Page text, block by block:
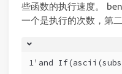
些函数的执行速度。
一个是执行的次数，第
1'and